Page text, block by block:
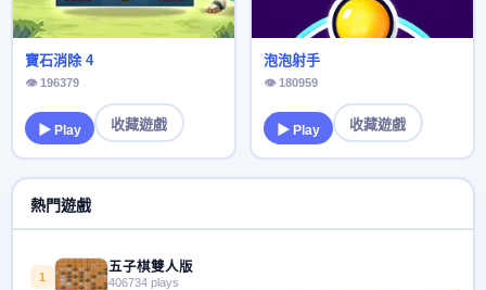
寶石消除 4
👁 196379
▶ Play 收藏遊戲
泡泡射手
👁 180959
▶ Play 收藏遊戲
熱門遊戲
1
五子棋雙人版
406734 plays